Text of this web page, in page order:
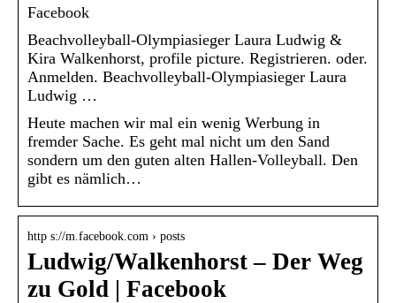
Facebook
Beachvolleyball-Olympiasieger Laura Ludwig &
Kira Walkenhorst, profile picture. Registrieren. oder.
Anmelden. Beachvolleyball-Olympiasieger Laura
Ludwig …
Heute machen wir mal ein wenig Werbung in
fremder Sache. Es geht mal nicht um den Sand
sondern um den guten alten Hallen-Volleyball. Den
gibt es nämlich…
http s://m.facebook.com › posts
Ludwig/Walkenhorst – Der Weg
zu Gold | Facebook